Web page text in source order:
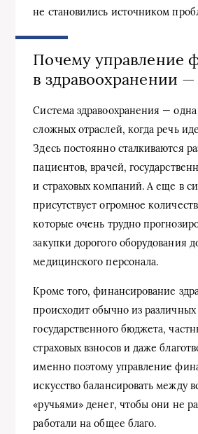
не становились источником
Почему управление
в здравоохранении —
Система здравоохранения —
сложных отраслей, когда речь
Здесь постоянно сталкиваются
пациентов, врачей,
и страховых компаний. А еще в
присутствует огромное
которые очень трудно
закупки дорогого оборудования
медицинского персонала.
Кроме того, финансирование
происходит обычно из
государственного бюджета,
страховых взносов и даже
именно поэтому управление
искусство балансировать между
«ручьями» денег, чтобы они не
работали на общее благо.